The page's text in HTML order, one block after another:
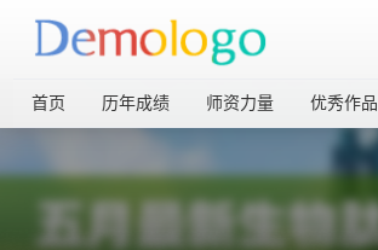
首页 历年成绩 师资力量 优秀作品